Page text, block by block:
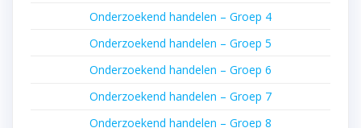
Onderzoekend handelen – Groep 4
Onderzoekend handelen – Groep 5
Onderzoekend handelen – Groep 6
Onderzoekend handelen – Groep 7
Onderzoekend handelen – Groep 8